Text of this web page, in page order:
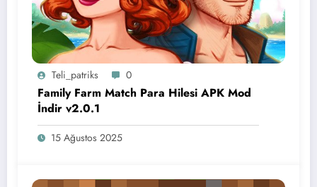
Teli_patriks 0
Family Farm Match Para Hilesi APK Mod
İndir v2.0.1
15 Ağustos 2025